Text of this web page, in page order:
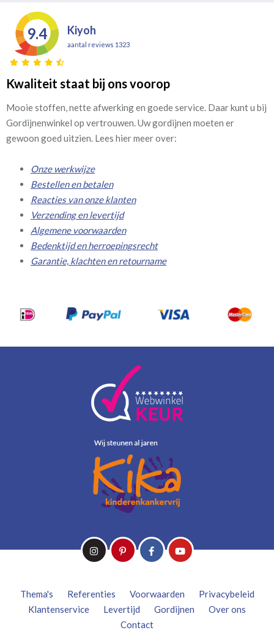
9.4 Kiyoh
aantal reviews 1323
Kwaliteit staat bij ons voorop
Mooie stoffen, nette afwerking en goede service. Daar kunt u bij
Gordijnenwinkel op vertrouwen. Uw gordijnen moeten er
gewoon goed uitzien. Lees hier meer over:
Onze werkwijze
Bestellen en betalen
Reacties van onze klanten
Verzending en levertijd
Algemene voorwaarden
Bedenktijd en herroepingsrecht
Garantie, klachten en retourname
Thema's Referenties Voorwaarden
Privacybeleid
Klantenservice
Levertijd Gordijnen
Over ons
Contact